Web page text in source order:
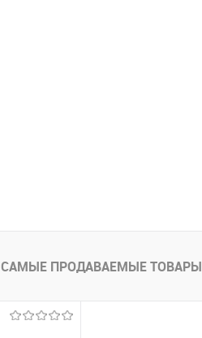
САМЫЕ ПРОДАВАЕМЫЕ ТОВАРЫ